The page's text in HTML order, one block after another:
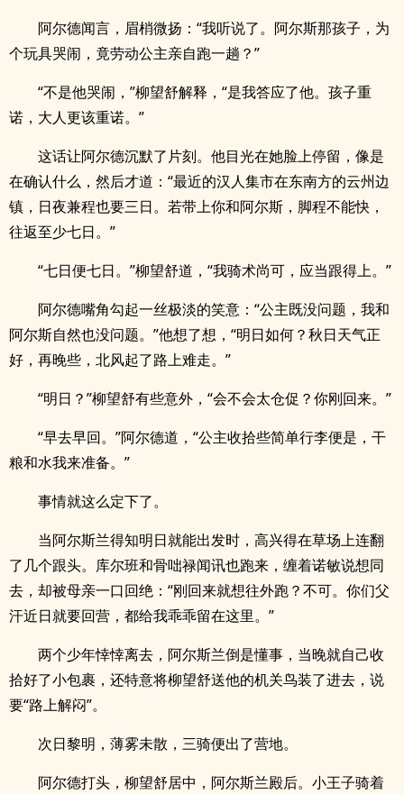
阿尔德闻言，眉梢微扬：“我听说了。阿尔斯那孩子，为
个玩具哭闹，竟劳动公主亲自跑一趟？”
“不是他哭闹，”柳望舒解释，“是我答应了他。孩子重
诺，大人更该重诺。”
这话让阿尔德沉默了片刻。他目光在她脸上停留，像是
在确认什么，然后才道：“最近的汉人集市在东南方的云州边
镇，日夜兼程也要三日。若带上你和阿尔斯，脚程不能快，
往返至少七日。”
“七日便七日。”柳望舒道，“我骑术尚可，应当跟得上。”
阿尔德嘴角勾起一丝极淡的笑意：“公主既没问题，我和
阿尔斯自然也没问题。”他想了想，“明日如何？秋日天气正
好，再晚些，北风起了路上难走。”
“明日？”柳望舒有些意外，“会不会太仓促？你刚回来。”
“早去早回。”阿尔德道，“公主收拾些简单行李便是，干
粮和水我来准备。”
事情就这么定下了。
当阿尔斯兰得知明日就能出发时，高兴得在草场上连翻
了几个跟头。库尔班和骨咄禄闻讯也跑来，缠着诺敏说想同
去，却被母亲一口回绝：“刚回来就想往外跑？不可。你们父
汗近日就要回营，都给我乖乖留在这里。”
两个少年悻悻离去，阿尔斯兰倒是懂事，当晚就自己收
拾好了小包裹，还特意将柳望舒送他的机关鸟装了进去，说
要“路上解闷”。
次日黎明，薄雾未散，三骑便出了营地。
阿尔德打头，柳望舒居中，阿尔斯兰殿后。小王子骑着